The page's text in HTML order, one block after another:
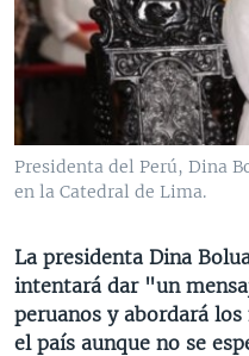
VENEZUELA
BRASIL
NICARAGUA
ECONOMÍA
ENTRETENIMIENTO Y
TECNOLOGÍA
DEPORTES
CIENCIA Y SALUD
MULTIMEDIA
VIDEOS
FOTOGRAFÍA
AUDIOS
PROGRAMAS TV
EL MUNDO AL DÍA
FORO INTERAMERICANO
VISIÓN 360
PANORAMA
AVANCE INFORMATIVO
AUDIONOTICIAS
ESTADOS UNIDOS AL DÍA
EL MUNDO AL DÍA [RADIO]
DIRECT
DOCUMENTALES DE LA VOA
Learning English
SÍGANOS
Presidenta del Perú, Dina
en la Catedral de Lima.
La presidenta Dina
intentará dar "un
peruanos y abordará
el país aunque no se